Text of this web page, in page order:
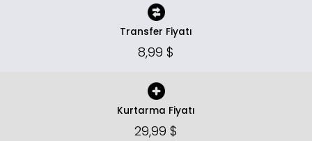
Transfer Fiyatı
8,99 $
Kurtarma Fiyatı
29,99 $